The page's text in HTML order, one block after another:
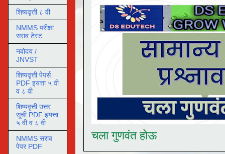
चला गुणवंत होऊ
शिष्यवृत्ती ८ वी
NMMS परीक्षा
सराव टेस्ट
नवोदय /
JNVST
शिष्यवृत्ती पेपर्स
PDF इयत्ता ५ वी
व ८ वी
शिष्यवृत्ती उत्तर
सूची PDF इयत्ता
५ वी व ८ वी
NMMS सराव
पेपर PDF